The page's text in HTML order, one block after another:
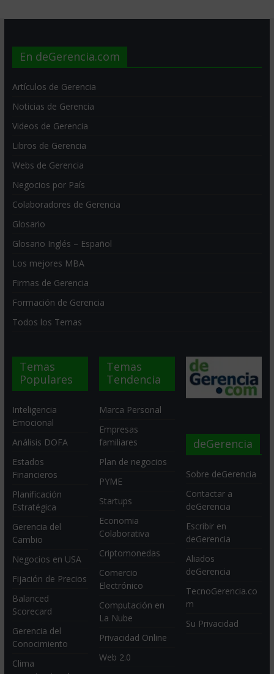
En deGerencia.com
Artículos de Gerencia
Noticias de Gerencia
Videos de Gerencia
Libros de Gerencia
Webs de Gerencia
Negocios por País
Colaboradores de Gerencia
Glosario
Glosario Inglés – Español
Los mejores MBA
Firmas de Gerencia
Formación de Gerencia
Todos los Temas
Temas
Populares
Inteligencia
Emocional
Análisis DOFA
Estados
Financieros
Planificación
Estratégica
Gerencia del
Cambio
Negocios en USA
Fijación de Precios
Balanced
Scorecard
Gerencia del
Conocimiento
Clima
Temas
Tendencia
Marca Personal
Empresas
familiares
Plan de negocios
PYME
Startups
Economia
Colaborativa
Criptomonedas
Comercio
Electrónico
Computación en
La Nube
Privacidad Online
Web 2.0
deGerencia
Sobre deGerencia
Contactar a
deGerencia
Escribir en
deGerencia
Aliados
deGerencia
TecnoGerencia.co
m
Su Privacidad